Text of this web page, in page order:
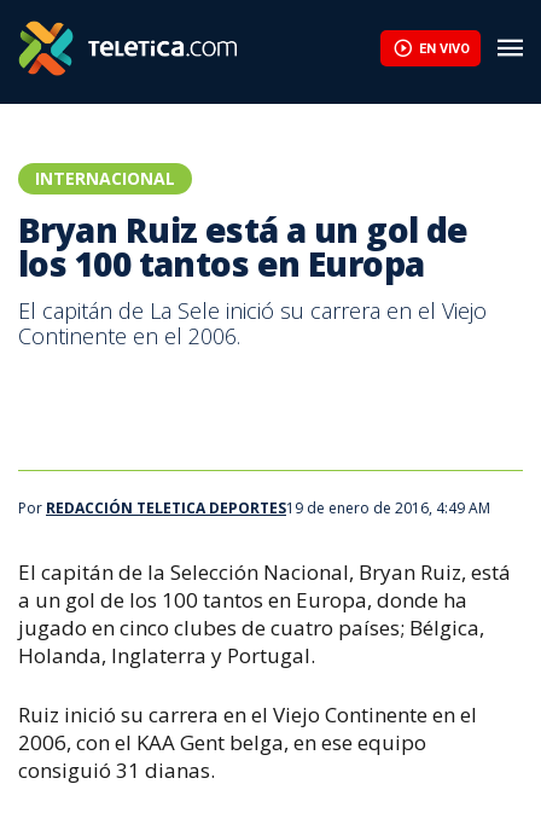
EN VIVO
INTERNACIONAL
Bryan Ruiz está a un gol de
los 100 tantos en Europa
El capitán de La Sele inició su carrera en el Viejo
Continente en el 2006.
Por REDACCIÓN TELETICA DEPORTES19 de enero de 2016, 4:49 AM
El capitán de la Selección Nacional, Bryan Ruiz, está
a un gol de los 100 tantos en Europa, donde ha
jugado en cinco clubes de cuatro países; Bélgica,
Holanda, Inglaterra y Portugal.
Ruiz inició su carrera en el Viejo Continente en el
2006, con el KAA Gent belga, en ese equipo
consiguió 31 dianas.